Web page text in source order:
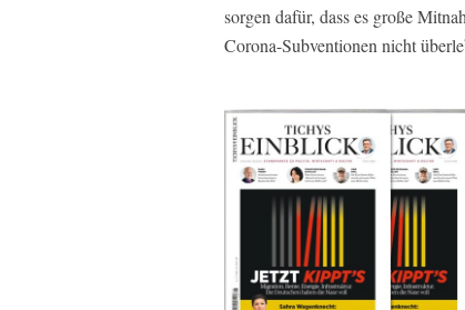
sorgen dafür, dass es große
Corona-Subventionen nicht